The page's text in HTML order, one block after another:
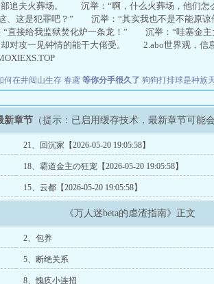
部追夫火葬场。 沉举：“啊，什么火葬场，他们
、这是犯罪吧？” 沉举：“其实我也不是不能
接给我监狱焚化炉一条龙！” 沉举：“哇塞金
却对攻一见钟情的能干大佬受。 2.abo世界观，信
何在井闼山生存 春鸢 等你分手很久了 狗狗打排球是种族
新章节 （提示：已启用缓存技术，最新章节可能
21、回沉家【2026-05-20 19:05:58】
18、霸道金主の狂宠【2026-05-20 19:05:58】
15、云都【2026-05-20 19:05:58】
《万人迷beta的虐渣指南》正文
2、包养
5、断绝关系
8、愧疚小连招